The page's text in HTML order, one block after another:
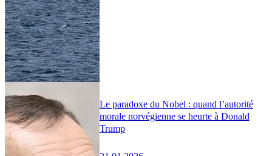
Le paradoxe du Nobel : quand l’autorité
morale norvégienne se heurte à Donald
Trump